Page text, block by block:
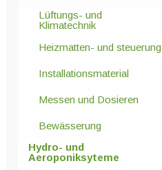
Lüftungs- und
Klimatechnik
Heizmatten- und steuerung
Installationsmaterial
Messen und Dosieren
Bewässerung
Hydro- und
Aeroponiksyteme